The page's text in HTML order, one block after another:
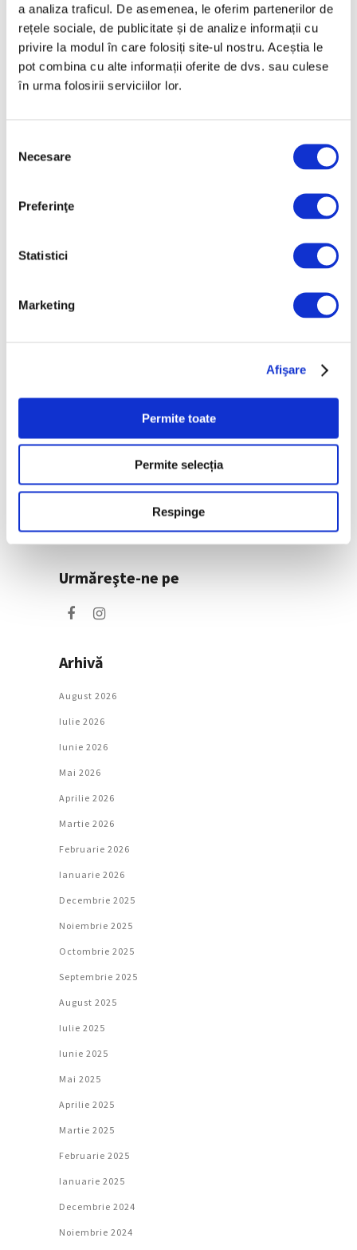
a analiza traficul. De asemenea, le oferim partenerilor de
rețele sociale, de publicitate și de analize informații cu
privire la modul în care folosiți site-ul nostru. Aceștia le
pot combina cu alte informații oferite de dvs. sau culese
în urma folosirii serviciilor lor.
consimțământului
Necesare
Preferinţe
Statistici
Marketing
Afişare
Permite toate
Permite selecția
Respinge
Articole recente
științific vechi de zeci de
artiști, în anuala de artă
Categorii
Societate
Urmăreşte-ne pe
Arhivă
August 2026
Iulie 2026
Iunie 2026
Mai 2026
Aprilie 2026
Martie 2026
Februarie 2026
Ianuarie 2026
Decembrie 2025
Noiembrie 2025
Octombrie 2025
Septembrie 2025
August 2025
Iulie 2025
Iunie 2025
Mai 2025
Aprilie 2025
Martie 2025
Februarie 2025
Ianuarie 2025
Decembrie 2024
Noiembrie 2024